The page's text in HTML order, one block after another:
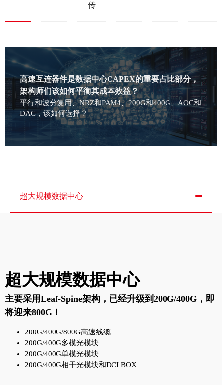
传
高速互连器件是数据中心CAPEX的重要占比部分，
架构师们该如何平衡其成本效益？
平行和波分复用、NRZ和PAM4、200G和400G、AOC和
DAC，该如何选择？
超大规模数据中心
超大规模数据中心
主要采用Leaf-Spine架构，已经升级到200G/400G，即
将迎来800G！
200G/400G/800G高速线缆
200G/400G多模光模块
200G/400G单模光模块
200G/400G相干光模块和DCI BOX